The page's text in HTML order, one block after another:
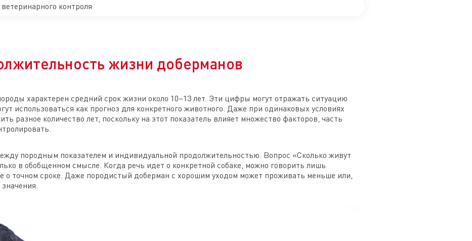
контроля
жизни доберманов
характерен средний срок жизни около 10–13 лет. Эти цифры могут отражать ситуацию
использоваться как прогноз для конкретного животного. Даже при одинаковых условиях
разное количество лет, поскольку на этот показатель влияет множество факторов, часть
породным показателем и индивидуальной продолжительностью. Вопрос «Сколько живут
в обобщенном смысле. Когда речь идет о конкретной собаке, можно говорить лишь
о точном сроке. Даже породистый доберман с хорошим уходом может проживать меньше или,